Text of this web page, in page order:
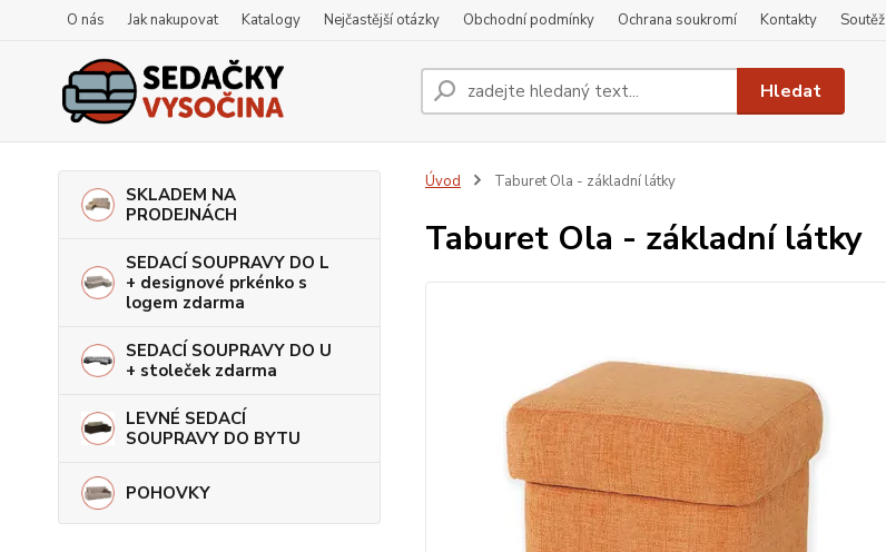
O nás Jak nakupovat Katalogy Nejčastější otázky Obchodní podmínky Ochrana soukromí Kontakty Soutěž
Hledat
SKLADEM NA
PRODEJNÁCH
SEDACÍ SOUPRAVY DO L
+ designové prkénko s
logem zdarma
SEDACÍ SOUPRAVY DO U
+ stoleček zdarma
LEVNÉ SEDACÍ
SOUPRAVY DO BYTU
POHOVKY
Úvod Taburet Ola - základní látky
Taburet Ola - základní látky